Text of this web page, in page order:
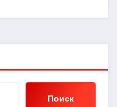
Поиск